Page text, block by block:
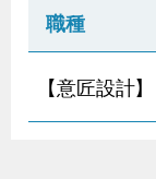
職種
【意匠設計